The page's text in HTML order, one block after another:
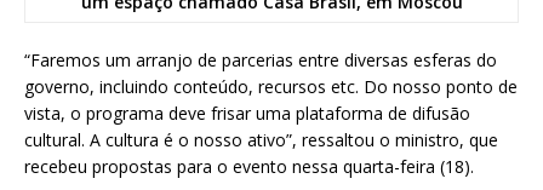
“Faremos um arranjo de parcerias entre diversas esferas do
governo, incluindo conteúdo, recursos etc. Do nosso ponto de
vista, o programa deve frisar uma plataforma de difusão
cultural. A cultura é o nosso ativo”, ressaltou o ministro, que
recebeu propostas para o evento nessa quarta-feira (18).